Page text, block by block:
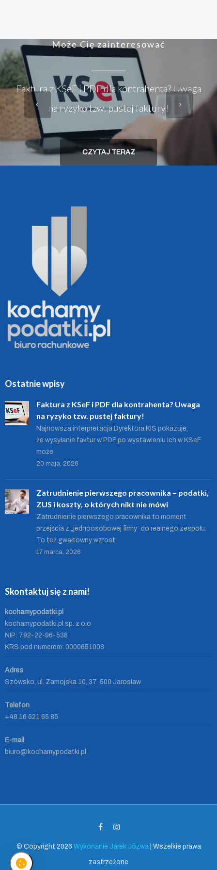
Może Cię zainteresować
Faktura z KSeF i PDF dla kontrahenta? Uwaga
na ryzyko tzw. pustej faktury!
CZYTAJ TERAZ
Ostatnie wpisy
Faktura z KSeF i PDF dla kontrahenta? Uwaga
na ryzyko tzw. pustej faktury!
Najnowsza interpretacja Dyrektora KIS pokazuje,
że wysyłanie faktur w PDF po wystawieniu ich w KSeF
może
20 maja, 2026
Zatrudnienie pierwszego pracownika – podatki,
ZUS i koszty, o których nikt nie mówi
Zatrudnienie pierwszego pracownika to moment
przejścia z „jednoosobowej firmy” do realnego zespołu.
To też gwałtowny wzrost
17 marca, 2026
Skontaktuj się z nami!
kochamypodatki.pl
kochamypodatki.pl sp. z o.o
NIP: 792-22-96-538
KRS pod numerem: 0000651008
Adres
Szówsko, ul. Zamojska 10, 37-500 Jarosław
Telefon
+48 16 621 65 85
E-mail
biuro@kochamypodatki.pl
© Copyright 2026 Wykonanie Jarek Józwa | Wszelkie prawa
zastrzeżone